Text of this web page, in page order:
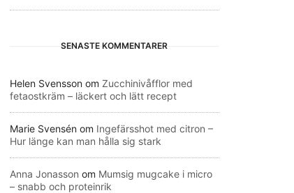
SENASTE KOMMENTARER
Helen Svensson om Zucchinivåfflor med
fetaostkräm – läckert och lätt recept
Marie Svensén om Ingefärsshot med citron –
Hur länge kan man hålla sig stark
Anna Jonasson om Mumsig mugcake i micro
– snabb och proteinrik